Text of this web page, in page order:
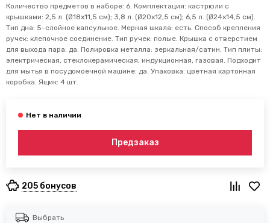
Количество предметов в наборе: 6. Комплектация: кастрюли с
крышками: 2,5 л. (Ø18х11,5 см); 3,8 л. (Ø20х12,5 см); 6,5 л. (Ø24х14,5 см).
Тип дна: 5-слойное капсульное. Мерная шкала: есть. Способ крепления
ручек: клепочное соединение. Тип ручек: полые. Крышка с отверстием
для выхода пара: да. Полировка металла: зеркальная/сатин. Тип плиты:
электрическая, стеклокерамическая, индукционная, газовая. Подходит
для мытья в посудомоечной машине: да. Упаковка: цветная картонная
коробка. Ящик: 4 шт.
Предзаказ
205 бонусов
Выбрать